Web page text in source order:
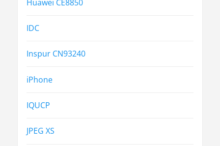
Huawei CE8850
IDC
Inspur CN93240
iPhone
IQUCP
JPEG XS